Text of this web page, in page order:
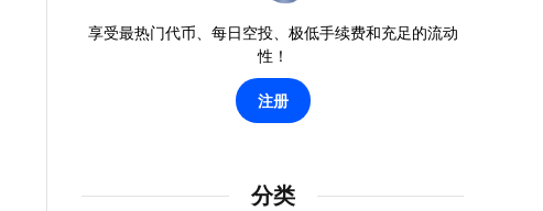
享受最热门代币、每日空投、极低手续费和充足的流动
性！
注册
分类